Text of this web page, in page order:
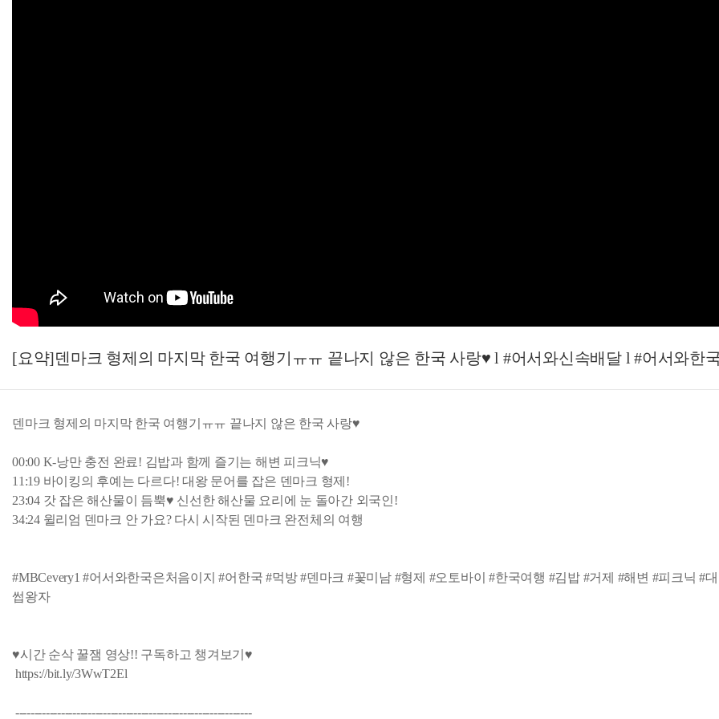
[요약]덴마크 형제의 마지막 한국 여행기ㅠㅠ 끝나지 않은 한국 사랑♥ l #어서와신속배달 l #어서와한
덴마크 형제의 마지막 한국 여행기ㅠㅠ 끝나지 않은 한국 사랑♥
00:00 K-낭만 충전 완료! 김밥과 함께 즐기는 해변 피크닉♥
11:19 바이킹의 후예는 다르다! 대왕 문어를 잡은 덴마크 형제!
23:04 갓 잡은 해산물이 듬뿍♥ 신선한 해산물 요리에 눈 돌아간 외국인!
34:24 윌리엄 덴마크 안 가요? 다시 시작된 덴마크 완전체의 여행
#MBCevery1 #어서와한국은처음이지 #어한국 #먹방 #덴마크 #꽃미남 #형제 #오토바이 #한국여행 #김밥 #거제 #해변 #피크닉 #
썹왕자
♥시간 순삭 꿀잼 영상!! 구독하고 챙겨보기♥
https://bit.ly/3WwT2El
--------------------------------------------------------------